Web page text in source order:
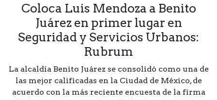
Coloca Luis Mendoza a Benito
Juárez en primer lugar en
Seguridad y Servicios Urbanos:
Rubrum
La alcaldía Benito Juárez se consolidó como una de
las mejor calificadas en la Ciudad de México, de
acuerdo con la más reciente encuesta de la firma